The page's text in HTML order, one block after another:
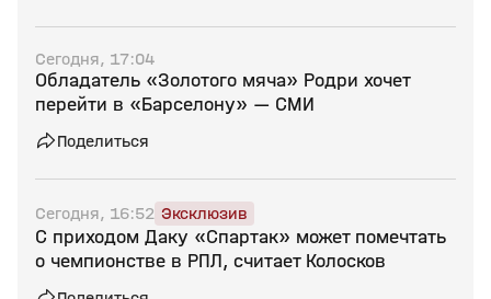
Сегодня, 17:04
Обладатель «Золотого мяча» Родри хочет
перейти в «Барселону» — СМИ
Поделиться
Сегодня, 16:52 Эксклюзив
С приходом Даку «Спартак» может помечтать
о чемпионстве в РПЛ, считает Колосков